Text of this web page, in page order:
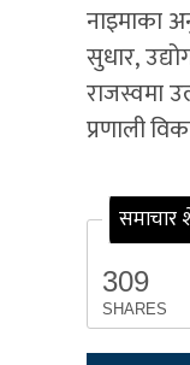
नाइमाका
सुधार,
राजस्वमा
प्रणाली
समाचार
309
SHARES